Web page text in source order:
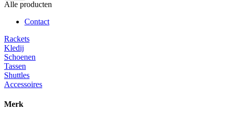
Alle producten
Main
navigation
Contact
Rackets
Kledij
Schoenen
Tassen
Shuttles
Accessoires
Merk